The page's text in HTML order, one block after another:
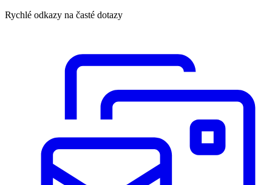
Rychlé odkazy na časté dotazy